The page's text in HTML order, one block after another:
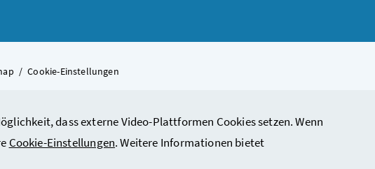
dass externe Video-Plattformen Cookies setzen. Wenn
Cookie-Einstellungen. Weitere Informationen bietet
/ Cookie-Einstellungen
für Arbeit, Soziales, Gesundheit, Pflege und Konsumentenschutz